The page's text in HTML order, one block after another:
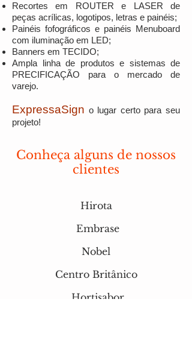
Recortes em ROUTER e LASER de
peças acrílicas, logotipos, letras e painéis;
Painéis fofográficos e painéis Menuboard
com iluminação em LED;
Banners em TECIDO;
Ampla linha de produtos e sistemas de
PRECIFICAÇÃO para o mercado de
varejo.
ExpressaSign o lugar certo para seu
projeto!
Conheça alguns de nossos
clientes
Hirota
Embrase
Nobel
Centro Britânico
Hortisabor